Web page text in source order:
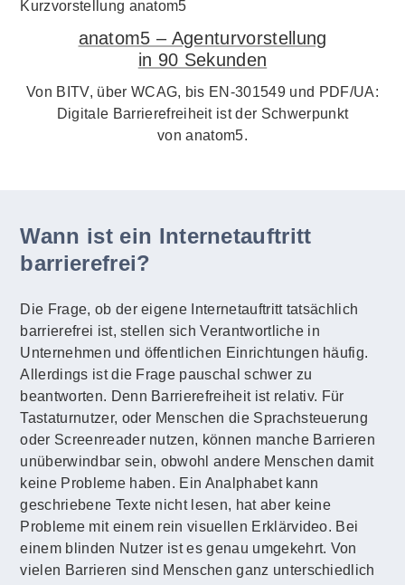
anatom5 – Agenturvorstellung
in 90 Sekunden
Von BITV, über WCAG, bis EN-301549 und PDF/UA:
Digitale Barrierefreiheit ist der Schwerpunkt
von anatom5.
Wann ist ein Internetauftritt
barrierefrei?
Die Frage, ob der eigene Internetauftritt tatsächlich
barrierefrei ist, stellen sich Verantwortliche in
Unternehmen und öffentlichen Einrichtungen häufig.
Allerdings ist die Frage pauschal schwer zu
beantworten. Denn Barrierefreiheit ist relativ. Für
Tastaturnutzer, oder Menschen die Sprachsteuerung
oder Screenreader nutzen, können manche Barrieren
unüberwindbar sein, obwohl andere Menschen damit
keine Probleme haben. Ein Analphabet kann
geschriebene Texte nicht lesen, hat aber keine
Probleme mit einem rein visuellen Erklärvideo. Bei
einem blinden Nutzer ist es genau umgekehrt. Von
vielen Barrieren sind Menschen ganz unterschiedlich